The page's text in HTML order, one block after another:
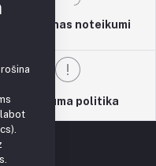
Atgriešanas noteikumi
Privātuma politika